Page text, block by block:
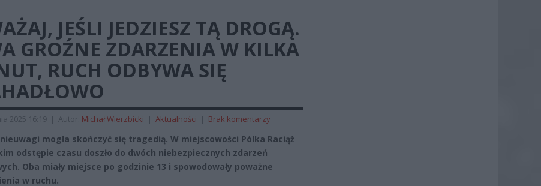
JEŚLI JEDZIESZ TĄ DROGĄ.
GROŹNE ZDARZENIA W KILKA
RUCH ODBYWA SIĘ
2025 16:19 | Autor: Michał Wierzbicki | Aktualności | Brak komentarzy
mogła skończyć się tragedią. W miejscowości Pólka Raciąż
odstępie czasu doszło do dwóch niebezpiecznych zdarzeń
Oba miały miejsce po godzinie 13 i spowodowały poważne
w ruchu.